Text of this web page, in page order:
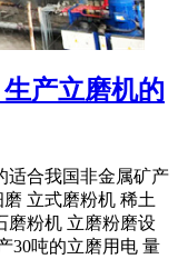
产立磨机的
适合我国非金属矿产
立式磨粉机 稀土
磨粉机 立磨粉磨设
30吨的立磨用电 量